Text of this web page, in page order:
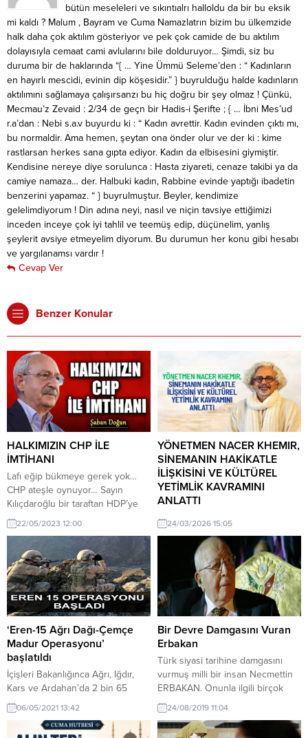
bütün meseleleri ve sıkıntıalrı halloldu da bir bu eksik
mi kaldı ? Malum , Bayram ve Cuma Namazlatrın bizim bu ülkemzide
halk daha çok aktılım gösteriyor ve pek çok camide de bu aktılım
dolayısıyla cemaat cami avlularını bile dolduruyor… Şimdi, siz bu
duruma bir de haklarında “{ … Yine Ümmü Seleme’den : “ Kadınların
en hayırlı mescidi, evinin dip köşesidir.” } buyrulduğu halde kadınların
aktılımını sağlamaya çalışırsanzı bu hiç doğru bir şey olmaz ! Çünkü,
Mecmau’z Zevaid : 2/34 de geçn bir Hadis-i Şerifte ; { … İbni Mes’ud
r.a’dan : Nebi s.a.v buyurdu ki : “ Kadın avrettir. Kadın evinden çıktı mı,
bu normaldir. Ama hemen, şeytan ona önder olur ve der ki : kime
rastlarsan herkes sana gıpta ediyor. Kadın da elbisesini giymiştir.
Kendisine nereye diye sorulunca : Hasta ziyareti, cenaze takibi ya da
camiye namaza… der. Halbuki kadın, Rabbine evinde yaptığı ibadetin
benzerini yapamaz. “ } buyrulmuştur. Beyler, kendimize
gelelimdiyorum ! Din adına neyi, nasıl ve niçin tavsiye ettiğimizi
inceden inceye çok iyi tahlil ve teemüş edip, düçünelim, yanlış
şeylerit avsiye etmeyelim diyorum. Bu durumun her konu gibi hesabı
ve yargılanamsı vardır !
Cevap Ver
Benzer Konular
HALKIMIZIN CHP İLE
İMTİHANI
Lafı eğip bükmeye gerek yok…
CHP ateşle oynuyor… Sayın
Kılıçdaroğlu bir taraftan HDP’ye
göz kıparak özerk yönetim
getireceğini vaat ediyor, diğer
taraftan milliyetçi oylara göz
dikerek “Vatan, millet, Sakarya”
edebiyatıyla insanları etkilemeye
çalışıyor. Bunun tek bir izahı
vardır: “Seçmen, gözünün içine
baka baka kandırılmak isteniyor”
Yani CHP, kendisini destekleyen
ve...
22/05/2023 12:00
YÖNETMEN NACER KHEMIR,
SİNEMANIN HAKİKATLE
İLİŞKİSİNİ VE KÜLTÜREL
YETİMLİK KAVRAMINI
ANLATTI
YÖNETMEN NACER KHEMIR,
SİNEMANIN HAKİKATLE İLİŞKİSİNİ
VE KÜLTÜREL YETİMLİK
KAVRAMINI ANLATTI “Bab’Aziz:
Ruhunu Tefekkür Eden Prens”,
“Güvercinin Kayıp Gerdanlığı”,
“Çöl İşaretçileri”, “Muhyiddin’i
Aramak” adlı filmlere imza atan
Tunuslu yönetmen Khemir, “Şu an
güncel görüntüler, dünyadaki
mutsuzluğun bir tezahürü olarak
ortaya çıkıyor” dedi. Khemir,
modern dünyada insanın maruz
kaldığı görüntülerin umudu...
24/03/2026 15:05
‘Eren-15 Ağrı Dağı-Çemçe
Madur Operasyonu’
başlatıldı
İçişleri Bakanlığınca Ağrı, Iğdır,
Kars ve Ardahan’da 2 bin 65
personelin katılımıyla “Eren-15
Ağrı Dağı-Çemçe Madur
Operasyonu” başlatıldı. İçişleri
06/05/2021 13:42
Bir Devre Damgasını Vuran
Erbakan
Türk siyasi tarihine damgasını
vurmuş milli bir insan Necmettin
ERBAKAN. Onunla ilgili birçok
kitap yazıldı. Hem düşmanlarının
ilgisini hem de dostların ilgisini
çeken bir merkez bir karakter
24/08/2019 11:04